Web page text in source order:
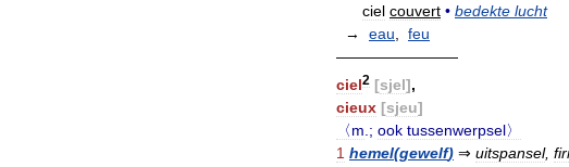
ciel couvert • bedekte lucht
→ eau
feu
————————
ciel2 [sjel],
cieux [sjeu]
〈m.; ook tussenwerpsel〉
1 hemel(gewelf) ⇒ uitspansel,